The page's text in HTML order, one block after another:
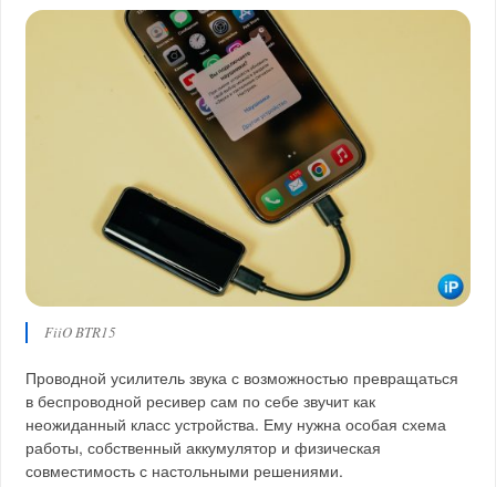
FiiO BTR15
Проводной усилитель звука с возможностью превращаться
в беспроводной ресивер сам по себе звучит как
неожиданный класс устройства. Ему нужна особая схема
работы, собственный аккумулятор и физическая
совместимость с настольными решениями.